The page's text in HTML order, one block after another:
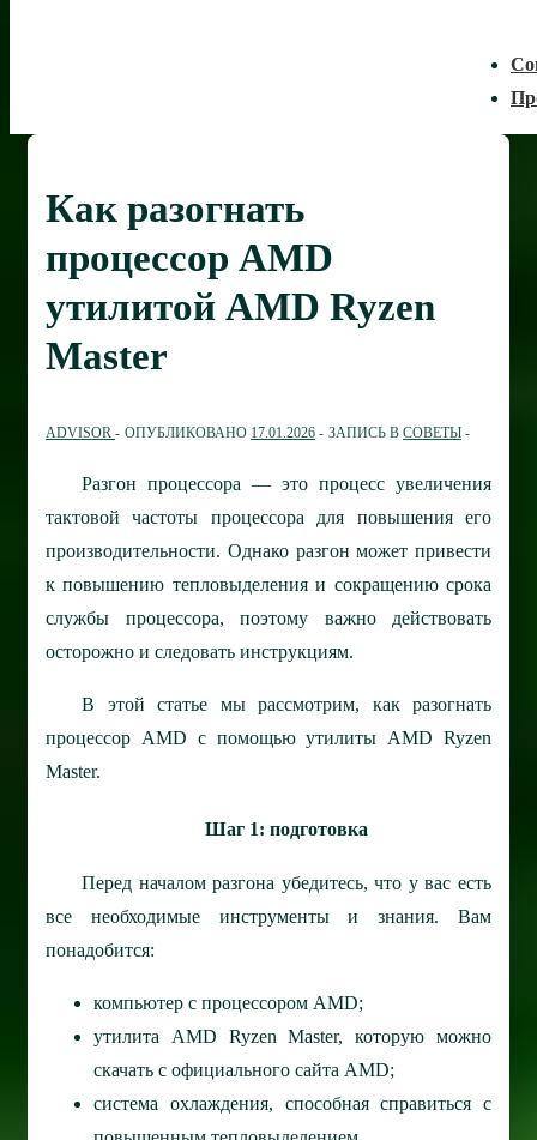
Как разогнать
процессор AMD
утилитой AMD Ryzen
Master
ADVISOR ОПУБЛИКОВАНО 17.01.2026 ЗАПИСЬ В СОВЕТЫ
Разгон процессора — это процесс увеличения
тактовой частоты процессора для повышения его
производительности. Однако разгон может привести
к повышению тепловыделения и сокращению срока
службы процессора, поэтому важно действовать
осторожно и следовать инструкциям.
В этой статье мы рассмотрим, как разогнать
процессор AMD с помощью утилиты AMD Ryzen
Master.
Шаг 1: подготовка
Перед началом разгона убедитесь, что у вас есть
все необходимые инструменты и знания. Вам
понадобится:
компьютер с процессором AMD;
утилита AMD Ryzen Master, которую можно
скачать с официального сайта AMD;
система охлаждения, способная справиться с